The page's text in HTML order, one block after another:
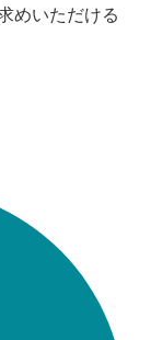
めいただける